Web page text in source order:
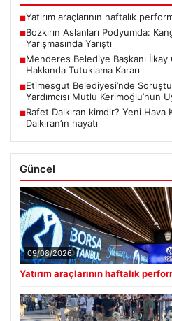
■Yatırım araçlarının haftalık
■Bozkırın Aslanları Podyumda:
Yarışmasında Yarıştı
■Menderes Belediye Başkanı
Hakkında Tutuklama Kararı
■Etimesgut Belediyesi’nde
Yardımcısı Mutlu Kerimoğlu’nun
■Rafet Dalkıran kimdir? Yeni Hava
Dalkıran’ın hayatı
Güncel
09/08/2026
Yatırım araçlarının haftalık